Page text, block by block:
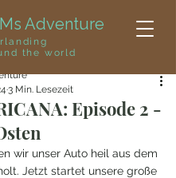
Adventure
the world
Episode 2 -
3 Min. Lesezeit
wir unser Auto heil aus dem
Jetzt startet unsere große